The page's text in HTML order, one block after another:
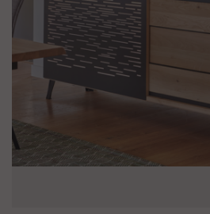
MEUBLES
RANGEMENTS
CHAMBRE ET LITERIE
NOS MAGASINS
NOS SERVICES